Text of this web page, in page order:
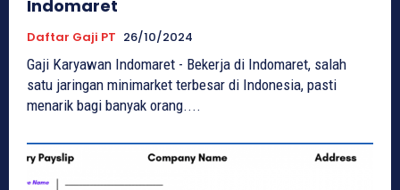
Indomaret
Daftar Gaji PT 26/10/2024
Gaji Karyawan Indomaret - Bekerja di Indomaret, salah
satu jaringan minimarket terbesar di Indonesia, pasti
menarik bagi banyak orang....